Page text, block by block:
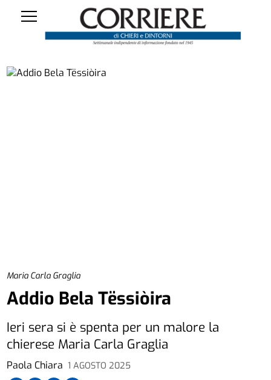
Maria Carla Graglia
Paola Chiara 1 AGOSTO 2025
Addio Bela Tëssiòira
Ieri sera si è spenta per un malore la
chierese Maria Carla Graglia